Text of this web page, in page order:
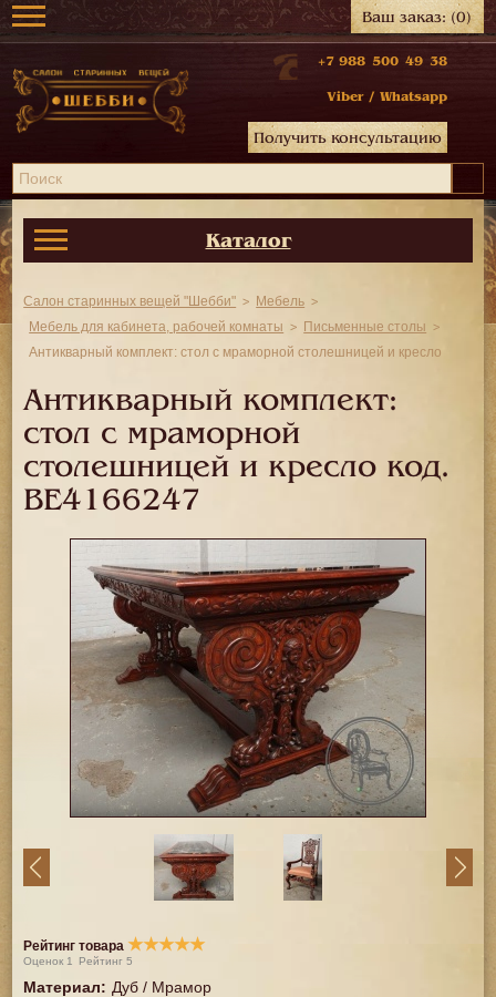
Ваш заказ:(0)
+7 988 500 49 38
Viber / Whatsapp
Получить консультацию
Каталог
Салон старинных вещей "Шебби"
Мебель
Мебель для кабинета, рабочей комнаты
Письменные столы
Антикварный комплект: стол с мраморной столешницей и кресло
Антикварный комплект:
стол с мраморной
столешницей и кресло код.
BE4166247
Рейтинг товара ★★★★★
Оценок 1 Рейтинг5
Материал: Дуб / Мрамор